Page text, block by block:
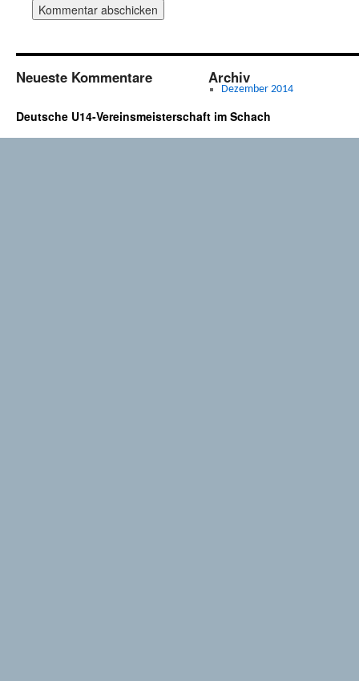
Neueste Kommentare Archiv
Dezember 2014
Deutsche U14-Vereinsmeisterschaft im Schach